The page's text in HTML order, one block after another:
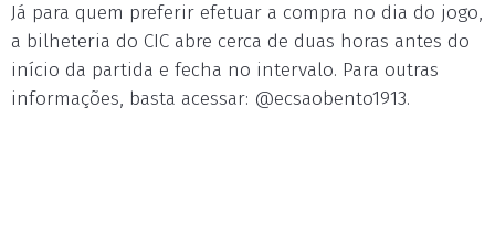
Já para quem preferir efetuar a compra no dia do jogo,
a bilheteria do CIC abre cerca de duas horas antes do
início da partida e fecha no intervalo. Para outras
informações, basta acessar: @ecsaobento1913.